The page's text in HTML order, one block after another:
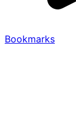
Bookmarks